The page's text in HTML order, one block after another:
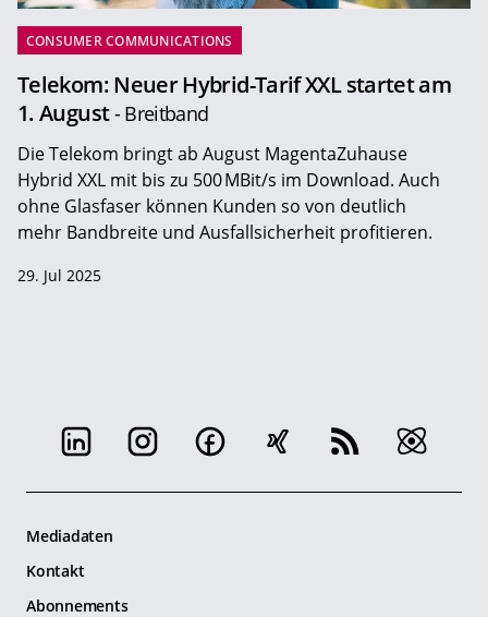
CONSUMER COMMUNICATIONS
Telekom: Neuer Hybrid-Tarif XXL startet am
1. August- Breitband
Die Telekom bringt ab August MagentaZuhause
Hybrid XXL mit bis zu 500 MBit/s im Download. Auch
ohne Glasfaser können Kunden so von deutlich
mehr Bandbreite und Ausfallsicherheit profitieren.
29. Jul 2025
Mediadaten
Kontakt
Abonnements